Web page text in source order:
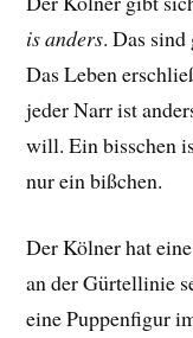
is anders. Das
Das Leben
jeder Narr ist
will. Ein bisschen
nur ein bißchen.
Der Kölner hat
an der Gürtellinie
eine Puppenfigur